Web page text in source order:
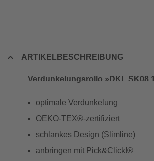
ARTIKELBESCHREIBUNG
Verdunkelungsrollo »DKL SK08
optimale Verdunkelung
OEKO-TEX®-zertifiziert
schlankes Design (Slimline)
anbringen mit Pick&Click!®